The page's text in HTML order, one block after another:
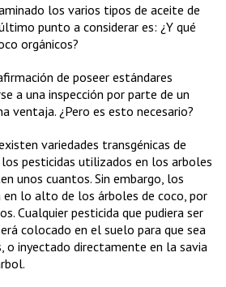
los varios tipos de aceite de
punto a considerar es: ¿Y qué
orgánicos?
de poseer estándares
a una inspección por parte de un
ventaja. ¿Pero es esto necesario?
variedades transgénicas de
pesticidas utilizados en los arboles
unos cuantos. Sin embargo, los
en lo alto de los árboles de coco, por
Cualquier pesticida que pudiera ser
colocado en el suelo para que sea
o inyectado directamente en la savia